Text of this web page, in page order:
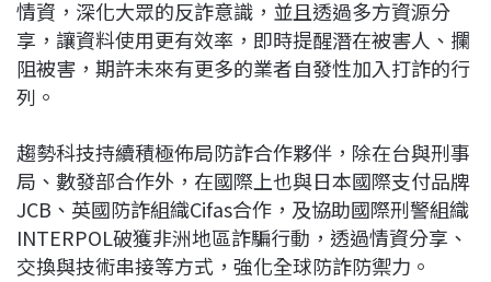
情資，深化大眾的反詐意識，並且透過多方資源分
享，讓資料使用更有效率，即時提醒潛在被害人、攔
阻被害，期許未來有更多的業者自發性加入打詐的行
列。
趨勢科技持續積極佈局防詐合作夥伴，除在台與刑事
局、數發部合作外，在國際上也與日本國際支付品牌
JCB、英國防詐組織Cifas合作，及協助國際刑警組織
INTERPOL破獲非洲地區詐騙行動，透過情資分享、
交換與技術串接等方式，強化全球防詐防禦力。